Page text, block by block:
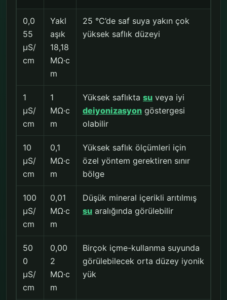
0,0
55
µS/
cm
Yakl
aşık
18,18
MΩ·c
m
25 °C’de saf suya yakın çok
yüksek saflık düzeyi
1
µS/
cm
1
MΩ·c
m
Yüksek saflıkta su veya iyi
deiyonizasyon göstergesi
olabilir
10
µS/
cm
0,1
MΩ·c
m
Yüksek saflık ölçümleri için
özel yöntem gerektiren sınır
bölge
100
µS/
cm
0,01
MΩ·c
m
Düşük mineral içerikli arıtılmış
su aralığında görülebilir
50
0
µS/
cm
0,00
2
MΩ·c
m
Birçok içme-kullanma suyunda
görülebilecek orta düzey iyonik
yük